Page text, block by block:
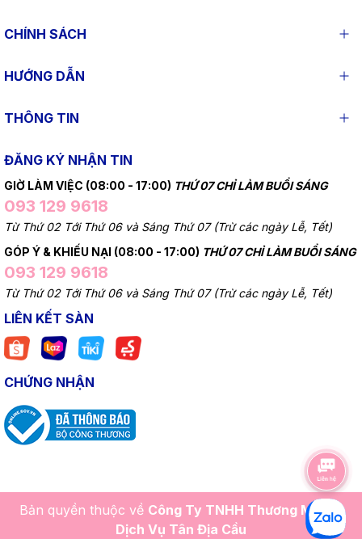
CHÍNH SÁCH
HƯỚNG DẪN
THÔNG TIN
ĐĂNG KÝ NHẬN TIN
GIỜ LÀM VIỆC (08:00 - 17:00) THỨ 07 CHỈ LÀM BUỔI SÁNG
093 129 9618
Từ Thứ 02 Tới Thứ 06 và Sáng Thứ 07 (Trừ các ngày Lễ, Tết)
GÓP Ý & KHIẾU NẠI (08:00 - 17:00) THỨ 07 CHỈ LÀM BUỔI SÁNG
093 129 9618
Từ Thứ 02 Tới Thứ 06 và Sáng Thứ 07 (Trừ các ngày Lễ, Tết)
LIÊN KẾT SÀN
CHỨNG NHẬN
Bản quyền thuộc về Công Ty TNHH Thương Mại Và
Dịch Vụ Tân Địa Cầu